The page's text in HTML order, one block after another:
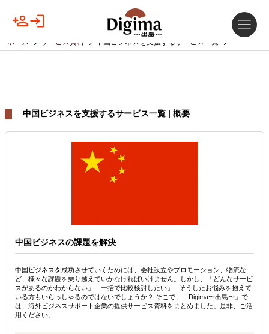
ホーム サービス資料 中国ビジネスを支援するサービス一覧
中国ビジネスを支援するサービス一覧 | 概要
中国ビジネスの課題を解決
中国ビジネスを成功させていくためには、会社設立やプロモーション、物流な
ど、様々な課題を乗り越えていかなければいけません。しかし、「どんなサービ
スがあるのかわからない」「一括で比較検討したい」...そうしたお悩みを抱えて
いる方もいらっしゃるのではないでしょうか？ そこで、「Digima〜出島〜」で
は、海外ビジネスサポート企業の提供サービス資料をまとめました。是非、ご活
用ください。